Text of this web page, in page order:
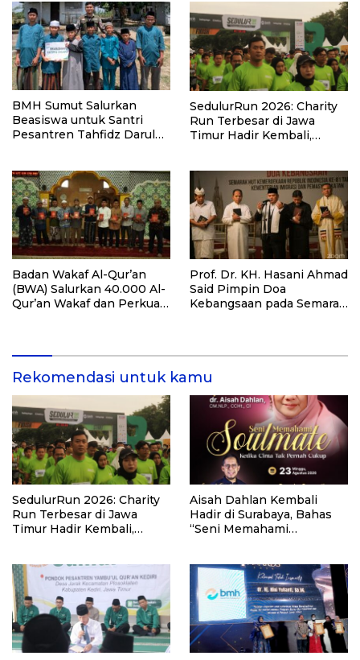
BMH Sumut Salurkan
Beasiswa untuk Santri
Pesantren Tahfidz Darul
SedulurRun 2026: Charity
Run Terbesar di Jawa
Timur Hadir Kembali,
Santri dan Guru Honorer
Badan Wakaf Al-Qur’an
(BWA) Salurkan 40.000 Al-
Qur’an Wakaf dan Perkuat
Prof. Dr. KH. Hasani Ahmad
Said Pimpin Doa
Kebangsaan pada Semarak
Rekomendasi untuk kamu
SedulurRun 2026: Charity
Run Terbesar di Jawa
Timur Hadir Kembali,
Santri dan Guru Honorer
Aisah Dahlan Kembali
Hadir di Surabaya, Bahas
“Seni Memahami